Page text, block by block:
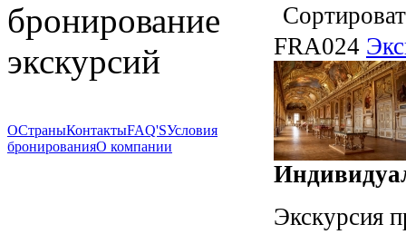
FRA024
Экскурсия
бронирование
экскурсий
ОСтраныКонтактыFAQ'SУсловия
бронированияО компании